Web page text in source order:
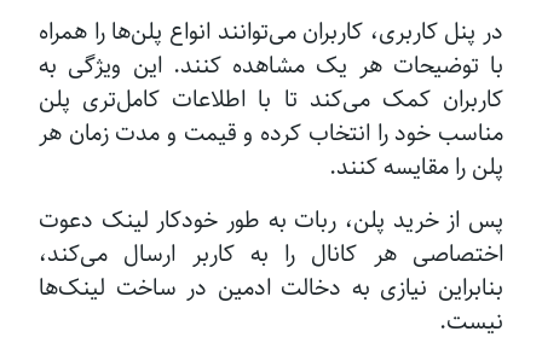
در پنل کاربری، کاربران می‌توانند انواع پلن‌ها را همراه
با توضیحات هر یک مشاهده کنند. این ویژگی به
کاربران کمک می‌کند تا با اطلاعات کامل‌تری پلن
مناسب خود را انتخاب کرده و قیمت و مدت زمان هر
پلن را مقایسه کنند.
پس از خرید پلن، ربات به طور خودکار لینک‌ دعوت
اختصاصی هر کانال را به کاربر ارسال می‌کند،
بنابراین نیازی به دخالت ادمین در ساخت لینک‌ها
نیست.